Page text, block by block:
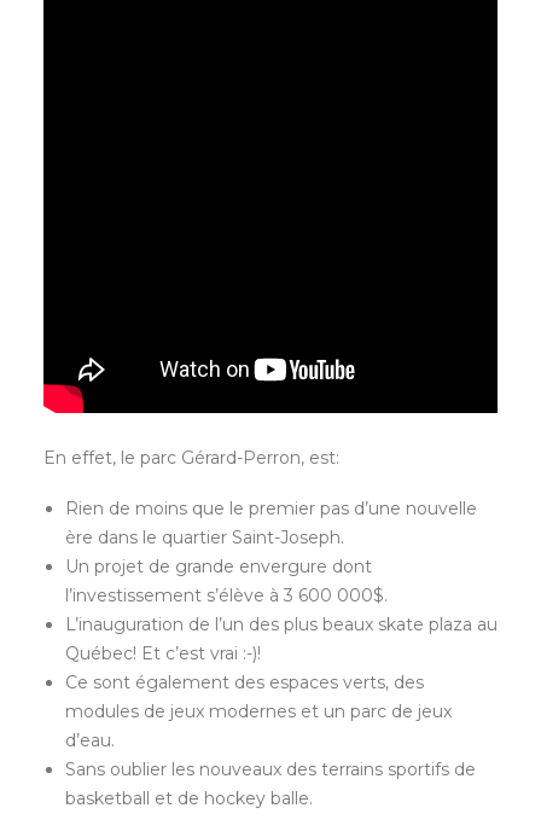
En effet, le parc Gérard-Perron, est:
Rien de moins que le premier pas d’une nouvelle
ère dans le quartier Saint-Joseph.
Un projet de grande envergure dont
l’investissement s’élève à 3 600 000$.
L’inauguration de l’un des plus beaux skate plaza au
Québec! Et c’est vrai :-)!
Ce sont également des espaces verts, des
modules de jeux modernes et un parc de jeux
d’eau.
Sans oublier les nouveaux des terrains sportifs de
basketball et de hockey balle.